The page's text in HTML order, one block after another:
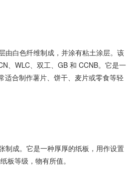
由白色纤维制成，并涂有粘土涂层。该
、WLC、双工、GB 和 CCNB。它是一
适合制作薯片、饼干、麦片或零食等轻
制成。它是一种厚厚的纸板，用作设置
板等级，物有所值。